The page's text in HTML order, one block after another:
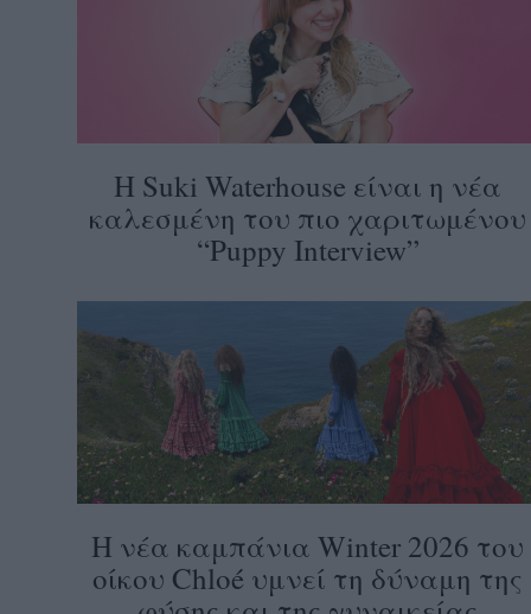
Η Suki Waterhouse είναι η νέα
καλεσμένη του πιο χαριτωμένου
“Puppy Interview”
Η νέα καμπάνια Winter 2026 του
οίκου Chloé υμνεί τη δύναμη της